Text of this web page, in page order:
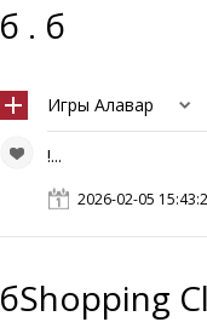
б . б
Игры Алавар
!...
2026-02-05
бShopping